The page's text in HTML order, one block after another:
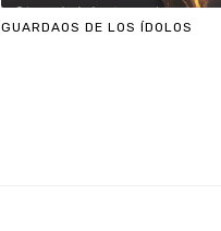
GUARDAOS DE LOS ÍDOLOS